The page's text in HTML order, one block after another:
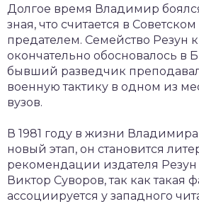
Долгое время Владимир
зная, что считается в
предателем. Семейство Резун
окончательно обосновалось в
бывший разведчик
военную тактику в одном из
вузов.
В 1981 году в жизни
новый этап, он становится
рекомендации издателя
Виктор Суворов, так как такая
ассоциируется у западного